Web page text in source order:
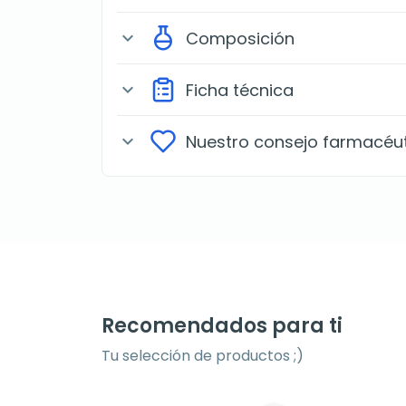
expand_more Composición
expand_more Ficha técnica
expand_more Nuestro consejo
Recomendados para ti
Tu selección de productos ;)